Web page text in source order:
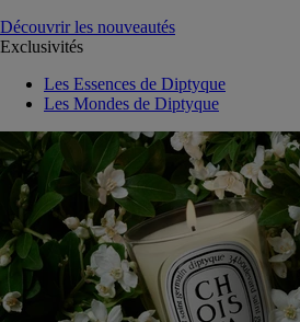
Découvrir les nouveautés
Exclusivités
Les Essences de Diptyque
Les Mondes de Diptyque